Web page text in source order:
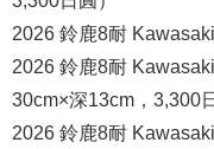
2026 鈴鹿8耐
2026 鈴鹿8耐
30cm×深13cm，3,300
2026 鈴鹿8耐